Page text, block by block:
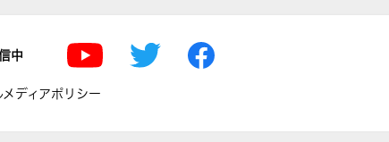
中
メディアポリシー